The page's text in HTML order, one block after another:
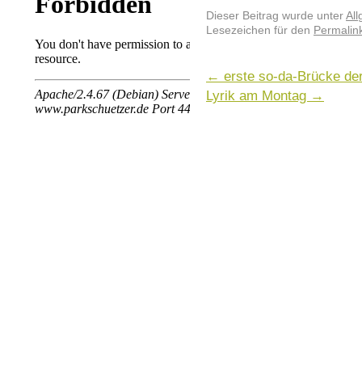
Dieser Beitrag wurde unter
Lesezeichen für den
← erste so-da-Brücke
Lyrik am Montag →